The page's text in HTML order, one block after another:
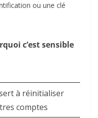
ou une clé
c’est sensible
à réinitialiser
comptes